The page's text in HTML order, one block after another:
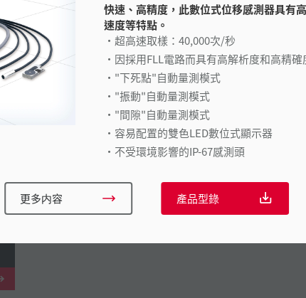
產品陣容: 近接感測器
快速、高精度，此數位式位移感測器具有
速度等特點。
超高速取樣：40,000次/秒
因採用FLL電路而具有高解析度和高精確
"下死點"自動量測模式
"振動"自動量測模式
"間隙"自動量測模式
容易配置的雙色LED數位式顯示器
不受環境影響的IP-67感測頭
更多内容 產品型錄